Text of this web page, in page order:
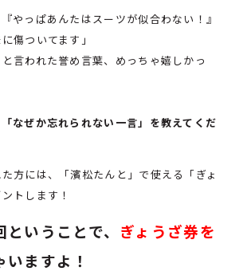
やっぱあんたはスーツが似合わない！』
傷ついてます」
と言われた誉め言葉、めっちゃ嬉しかっ
なぜか忘れられない一言」を教えてくだ
方には、「濱松たんと」で使える「ぎょ
トします！
いうことで、 ぎょうざ券を
いますよ！